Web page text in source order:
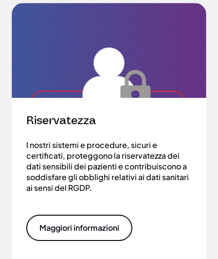
Riservatezza
I nostri sistemi e procedure, sicuri e
certificati, proteggono la riservatezza dei
dati sensibili dei pazienti e contribuiscono a
soddisfare gli obblighi relativi ai dati sanitari
ai sensi del RGDP.
Maggiori informazioni